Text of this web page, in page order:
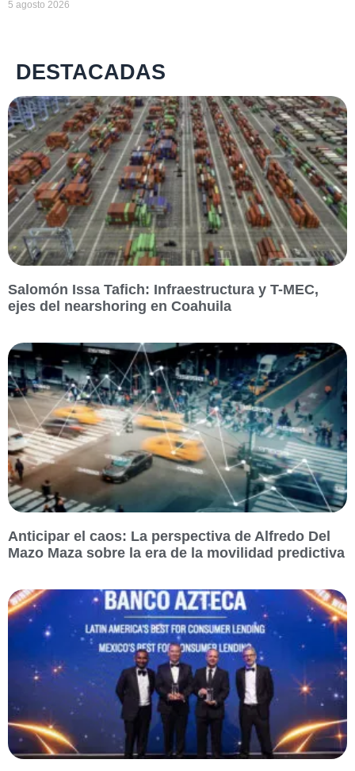
5 agosto 2026
DESTACADAS
Salomón Issa Tafich: Infraestructura y T-MEC,
ejes del nearshoring en Coahuila
Anticipar el caos: La perspectiva de Alfredo Del
Mazo Maza sobre la era de la movilidad predictiva